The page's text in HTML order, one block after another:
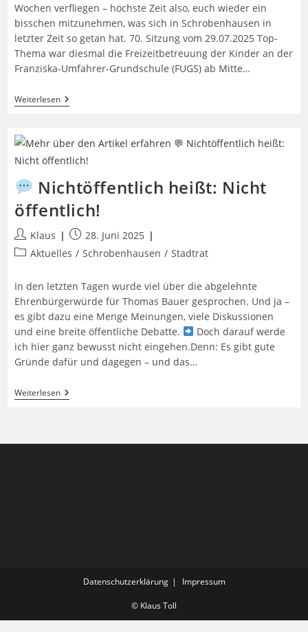
Wochen verfliegen – höchste Zeit also, euch wieder ein
bisschen mitzunehmen, was sich in Schrobenhausen in
letzter Zeit so getan hat. 70. Sitzung vom 29.07.2025 Top-
Thema war diesmal die Freizeitbetreuung der Kinder an der
Franziska-Umfahrer-Grundschule (FUGS) ab Mitte…
WeiterlesenSchon
Wieder
Monat
Vergangen…
Nichtöffentlich heißt: Nicht
öffentlich!
Beitrags-
Autor:
Klaus
Beitrag
veröffentlicht:
28. Juni 2025
Beitrags-
Aktuelles / Schrobenhausen / Stadtrat
In den letzten Tagen wurde viel über die abgelehnte
Ehrenbürgerwürde für Thomas Bauer gesprochen. Und ja –
es gibt dazu eine Menge Meinungen, viele Diskussionen
und eine breite öffentliche Debatte.
Doch darauf werde
ich hier ganz bewusst nicht eingehen.Denn: Es gibt gute
Gründe dafür und dagegen – und das…
Weiterlesen
Nichtöffentlich
Datenschutzerklärung Impressum
© Klaus Toll